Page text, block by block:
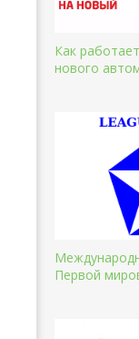
Как
нового
Первой